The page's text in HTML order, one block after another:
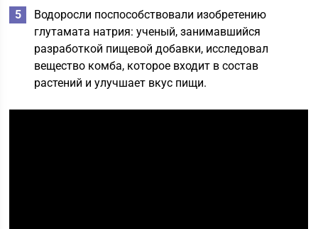
Водоросли поспособствовали изобретению
глутамата натрия: ученый, занимавшийся
разработкой пищевой добавки, исследовал
вещество комба, которое входит в состав
растений и улучшает вкус пищи.